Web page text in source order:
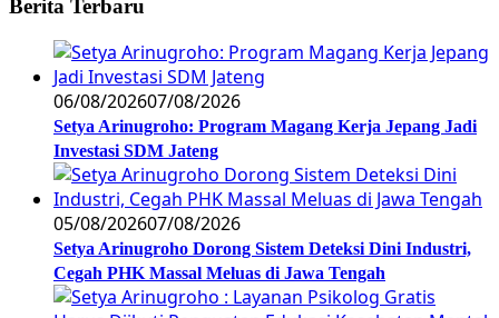
Berita Terbaru
06/08/202607/08/2026
Setya Arinugroho: Program Magang Kerja Jepang Jadi
Investasi SDM Jateng
05/08/202607/08/2026
Setya Arinugroho Dorong Sistem Deteksi Dini Industri,
Cegah PHK Massal Meluas di Jawa Tengah